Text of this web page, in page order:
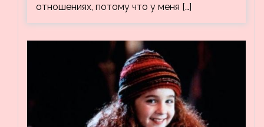
отношениях, потому что у меня […]